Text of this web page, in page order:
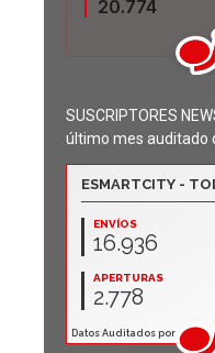
SUSCRIPTORES
último mes auditado